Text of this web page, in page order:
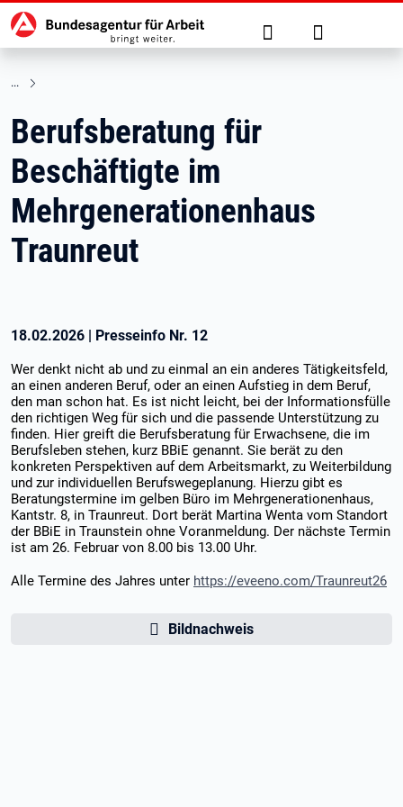
zu den Hauptinhalten springen
Hauptnavigation Suche Anmelden
Berufsberatung für
Beschäftigte im
Mehrgenerationenhaus
Traunreut
18.02.2026 | Presseinfo Nr. 12
Wer denkt nicht ab und zu einmal an ein anderes Tätigkeitsfeld,
an einen anderen Beruf, oder an einen Aufstieg in dem Beruf,
den man schon hat. Es ist nicht leicht, bei der Informationsfülle
den richtigen Weg für sich und die passende Unterstützung zu
finden. Hier greift die Berufsberatung für Erwachsene, die im
Berufsleben stehen, kurz BBiE genannt. Sie berät zu den
konkreten Perspektiven auf dem Arbeitsmarkt, zu Weiterbildung
und zur individuellen Berufswegeplanung. Hierzu gibt es
Beratungstermine im gelben Büro im Mehrgenerationenhaus,
Kantstr. 8, in Traunreut. Dort berät Martina Wenta vom Standort
der BBiE in Traunstein ohne Voranmeldung. Der nächste Termin
ist am 26. Februar von 8.00 bis 13.00 Uhr.
Alle Termine des Jahres unter https://eveeno.com/Traunreut26
Bildnachweis